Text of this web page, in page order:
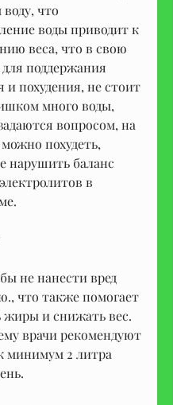
что
воды приводит к
веса, что в свою
для поддержания
и похудения, не стоит
много воды,
вопросом, на
похудеть,
нарушить баланс
в
не нанести вред
что также помогает
жиры и снижать вес.
врачи рекомендуют
минимум 2 литра